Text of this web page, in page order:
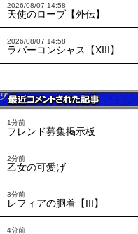
2026/08/07 14:58
天使のローブ【外伝】
2026/08/07 14:58
ラバーコンシャス【XIII】
1分前
フレンド募集掲示板
2分前
乙女の可愛げ
3分前
レフィアの胴着【III】
4分前